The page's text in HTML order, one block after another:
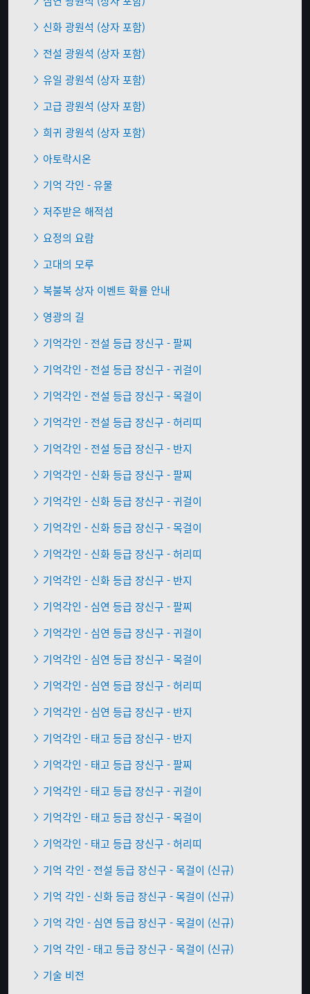
신화 광원석 (상자 포함)
전설 광원석 (상자 포함)
유일 광원석 (상자 포함)
고급 광원석 (상자 포함)
희귀 광원석 (상자 포함)
아토락시온
기억 각인 - 유물
저주받은 해적섬
요정의 요람
고대의 모루
복불복 상자 이벤트 확률 안내
영광의 길
기억각인 - 전설 등급 장신구 - 팔찌
기억각인 - 전설 등급 장신구 - 귀걸이
기억각인 - 전설 등급 장신구 - 목걸이
기억각인 - 전설 등급 장신구 - 허리띠
기억각인 - 전설 등급 장신구 - 반지
기억각인 - 신화 등급 장신구 - 팔찌
기억각인 - 신화 등급 장신구 - 귀걸이
기억각인 - 신화 등급 장신구 - 목걸이
기억각인 - 신화 등급 장신구 - 허리띠
기억각인 - 신화 등급 장신구 - 반지
기억각인 - 심연 등급 장신구 - 팔찌
기억각인 - 심연 등급 장신구 - 귀걸이
기억각인 - 심연 등급 장신구 - 목걸이
기억각인 - 심연 등급 장신구 - 허리띠
기억각인 - 심연 등급 장신구 - 반지
기억각인 - 태고 등급 장신구 - 반지
기억각인 - 태고 등급 장신구 - 팔찌
기억각인 - 태고 등급 장신구 - 귀걸이
기억각인 - 태고 등급 장신구 - 목걸이
기억각인 - 태고 등급 장신구 - 허리띠
기억 각인 - 전설 등급 장신구 - 목걸이 (신규)
기억 각인 - 신화 등급 장신구 - 목걸이 (신규)
기억 각인 - 심연 등급 장신구 - 목걸이 (신규)
기억 각인 - 태고 등급 장신구 - 목걸이 (신규)
기술 비전